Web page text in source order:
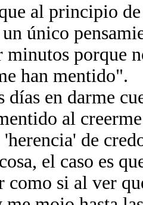
al principio
único
minutos porque
han mentido".
días en darme
al
'herencia' de
el caso es
como si al ver